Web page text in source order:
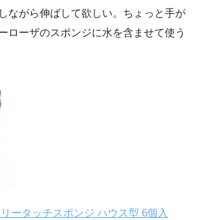
ながら伸ばして欲しい。ちょっと手が
ローザのスポンジに水を含ませて使う
ータッチスポンジ ハウス型 6個入